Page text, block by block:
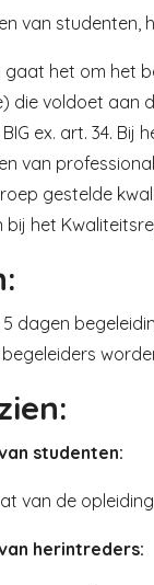
van studenten,
gaat het om het
die voldoet aan
ex. art. 34.
van
gestelde
bij het
dagen
studenten:
van de
herintreders: